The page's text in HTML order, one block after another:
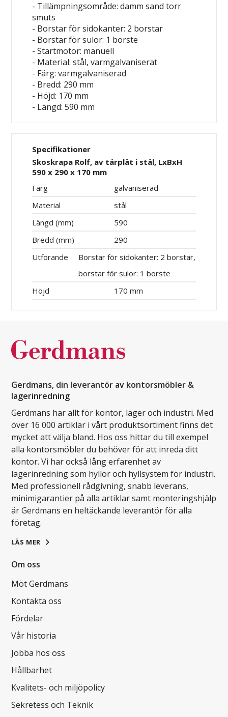
- Tillämpningsområde: dammsandtorr
smuts
- Borstar för sidokanter: 2 borstar
- Borstar för sulor: 1 borste
- Startmotor: manuell
- Material: stål, varmgalvaniserat
- Färg: varmgalvaniserad
- Bredd: 290 mm
- Höjd: 170 mm
- Längd: 590 mm
Specifikationer
Skoskrapa Rolf, av tårplåt i stål, LxBxH
590 x 290 x 170 mm
Färg
galvaniserad
Material
stål
Längd (mm)
590
Bredd (mm)
290
Utförande
Borstar för sidokanter: 2 borstar,
borstar för sulor: 1 borste
Höjd
170 mm
Gerdmans, din leverantör av kontorsmöbler &
lagerinredning
Gerdmans har allt för kontor, lager och industri. Med
över 16 000 artiklar i vårt produktsortiment finns det
mycket att välja bland. Hos oss hittar du till exempel
alla kontorsmöbler du behöver för att inreda ditt
kontor. Vi har också lång erfarenhet av
lagerinredning som hyllor och hyllsystem för industri.
Med professionell rådgivning, snabb leverans,
minimigarantier på alla artiklar samt monteringshjälp
är Gerdmans en heltäckande leverantör för alla
företag.
LÄS MER
Om oss
Möt Gerdmans
Kontakta oss
Fördelar
Vår historia
Jobba hos oss
Hållbarhet
Kvalitets- och miljöpolicy
Sekretess och Teknik